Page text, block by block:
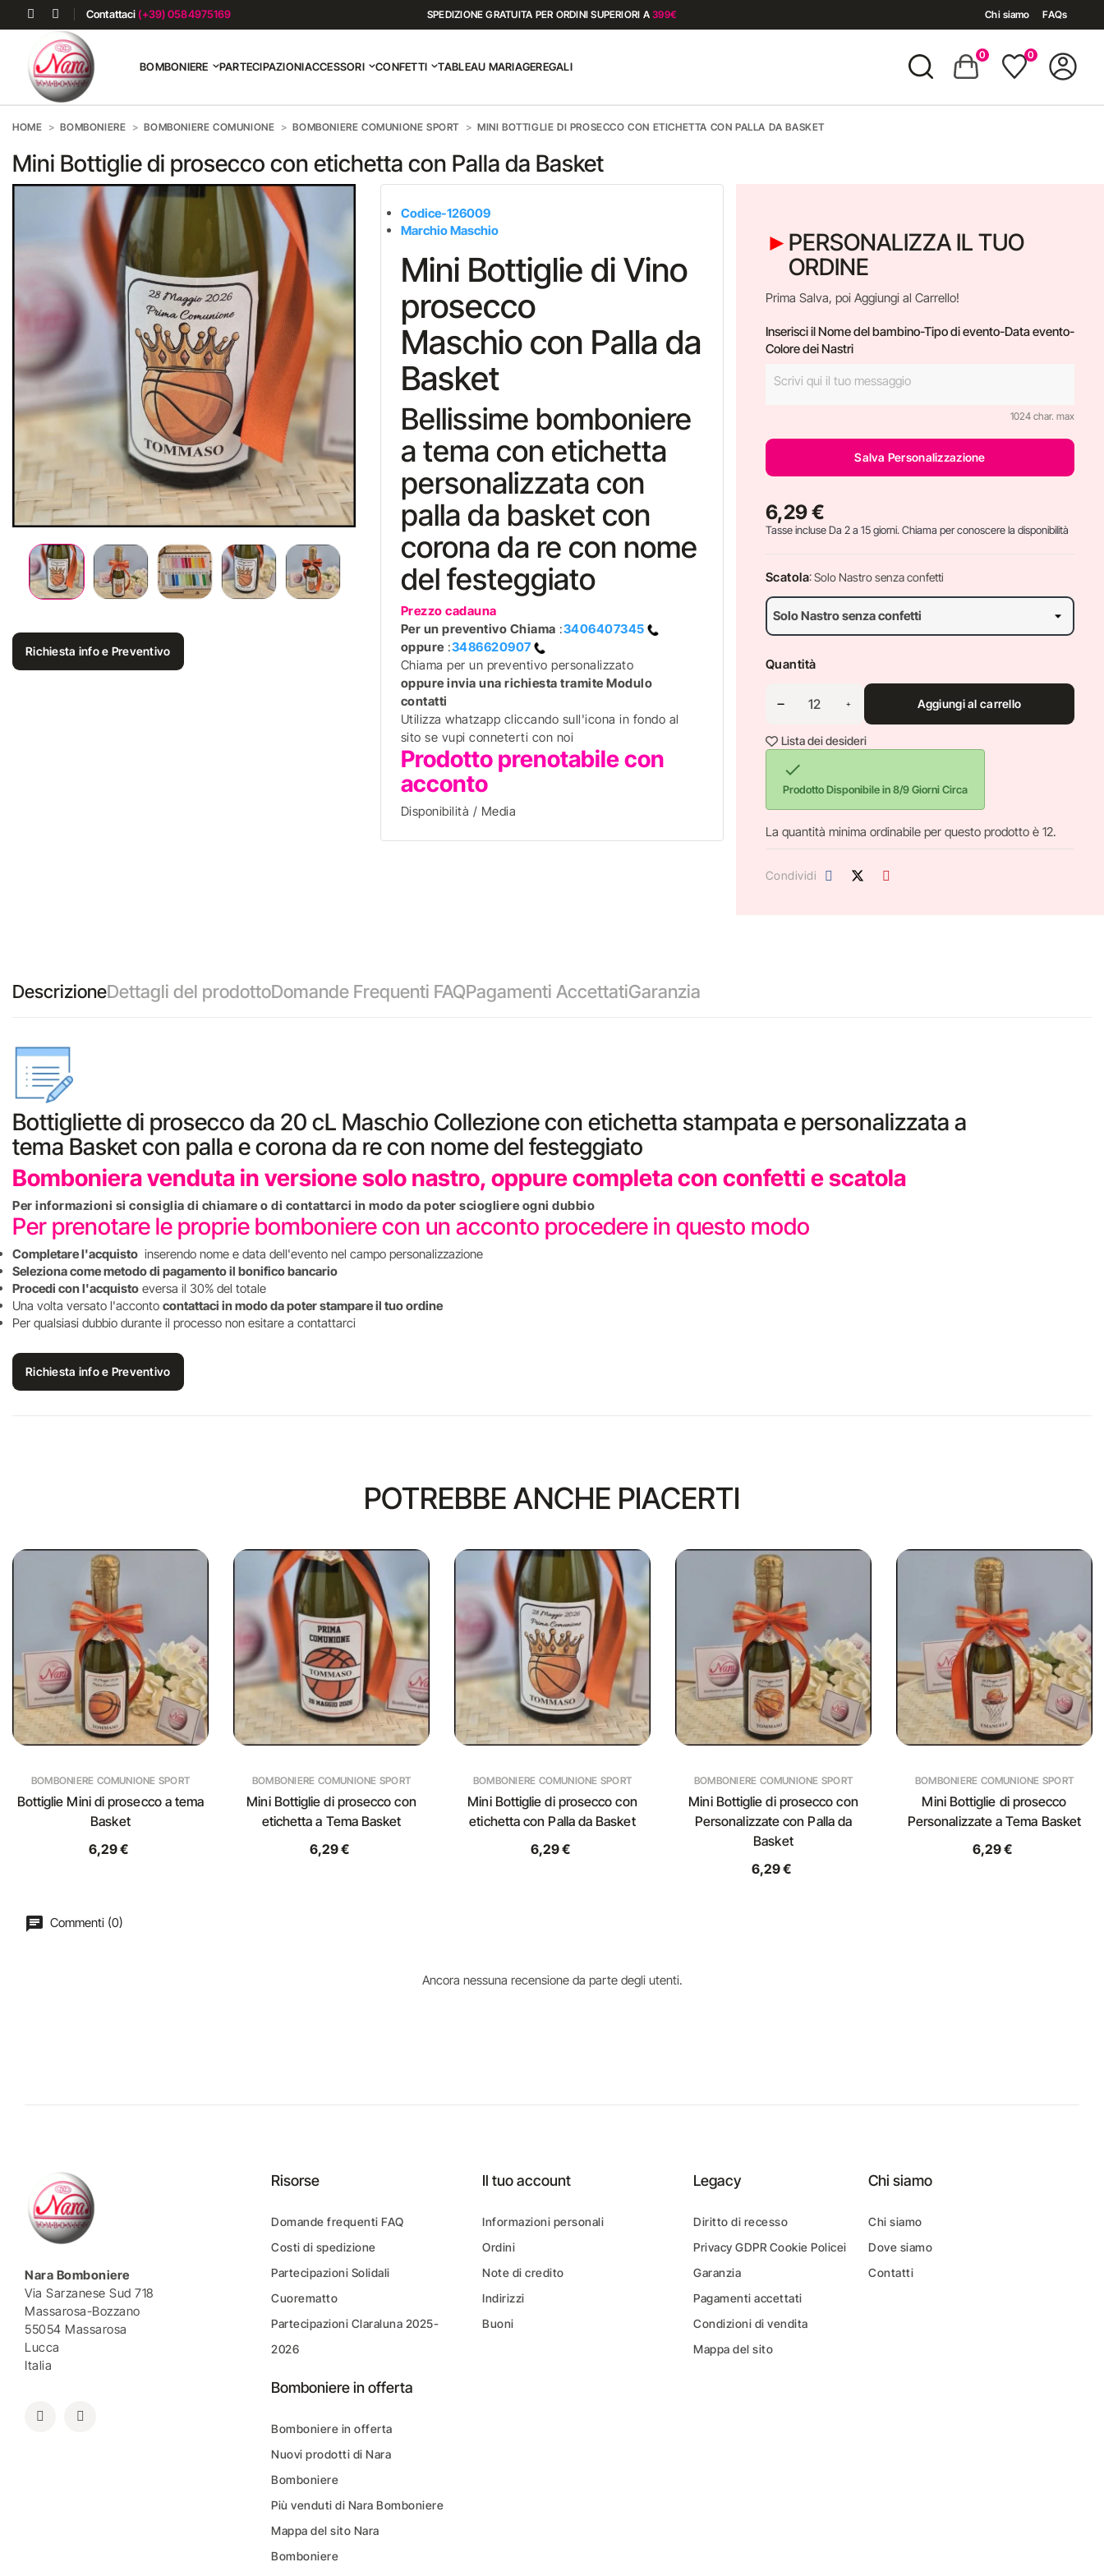
Contattaci (+39) 0584975169 SPEDIZIONE GRATUITA PER ORDINI SUPERIORI A399€ Chi siamo FAQs
BOMBONIERE PARTECIPAZIONIACCESSORI CONFETTI TABLEAU MARIAGEREGALI
0 0
HOME BOMBONIERE BOMBONIERE COMUNIONE BOMBONIERE COMUNIONE SPORT MINI BOTTIGLIE DI PROSECCO CON ETICHETTA CON PALLA DA BASKET
Mini Bottiglie di prosecco con etichetta con Palla da Basket
Richiesta info e Preventivo
Codice-126009
Marchio Maschio
Mini Bottiglie di Vino
prosecco
Maschio con Palla da
Basket
Bellissime bomboniere
a tema con etichetta
personalizzata con
palla da basket con
corona da re con nome
del festeggiato
Prezzo cadauna
Per un preventivo Chiama :3406407345
oppure :3486620907
Chiama per un preventivo personalizzato
oppure invia una richiesta tramite Modulo
contatti
Utilizza whatzapp cliccando sull'icona in fondo al
sito se vupi conneterti con noi
Prodotto prenotabile con
acconto
Disponibilità / Media
PERSONALIZZA IL TUO
ORDINE
Prima Salva, poi Aggiungi al Carrello!
Inserisci il Nome del bambino-Tipo di evento-Data evento-
Colore dei Nastri
1024 char. max
Salva Personalizzazione
6,29 €
Tasse incluseDa 2 a 15 giorni. Chiama per conoscere la disponibilità
Scatola: Solo Nastro senza confetti
Quantità
Aggiungi al carrello
Lista dei desideri

Prodotto Disponibile in 8/9 Giorni Circa
La quantità minima ordinabile per questo prodotto è 12.
Condividi
DescrizioneDettagli del prodottoDomande Frequenti FAQPagamenti AccettatiGaranzia
Bottigliette di prosecco da 20 cL Maschio Collezione con etichetta stampata e personalizzata a
tema Basket con palla e corona da re con nome del festeggiato
Bomboniera venduta in versione solo nastro, oppure completa con confetti e scatola
Per informazioni si consiglia di chiamare o di contattarci in modo da poter sciogliere ogni dubbio
Per prenotare le proprie bomboniere con un acconto procedere in questo modo
Completare l'acquisto inserendo nome e data dell'evento nel campo personalizzazione
Seleziona come metodo di pagamento il bonifico bancario
Procedi con l'acquisto eversa il 30% del totale
Una volta versato l'acconto contattaci in modo da poter stampare il tuo ordine
Per qualsiasi dubbio durante il processo non esitare a contattarci
Richiesta info e Preventivo
POTREBBE ANCHE PIACERTI
BOMBONIERE COMUNIONE SPORT
Bottiglie Mini di prosecco a tema
Basket
6,29 €
BOMBONIERE COMUNIONE SPORT
Mini Bottiglie di prosecco con
etichetta a Tema Basket
6,29 €
BOMBONIERE COMUNIONE SPORT
Mini Bottiglie di prosecco con
etichetta con Palla da Basket
6,29 €
BOMBONIERE COMUNIONE SPORT
Mini Bottiglie di prosecco con
Personalizzate con Palla da
Basket
6,29 €
BOMBONIERE COMUNIONE SPORT
Mini Bottiglie di prosecco
Personalizzate a Tema Basket
6,29 €
Commenti (0)
Ancora nessuna recensione da parte degli utenti.
Nara Bomboniere
Via Sarzanese Sud 718
Massarosa-Bozzano
55054 Massarosa
Lucca
Italia
Risorse
Domande frequenti FAQ
Costi di spedizione
Partecipazioni Solidali
Cuorematto
Partecipazioni Claraluna 2025-
2026
Bomboniere in offerta
Bomboniere in offerta
Nuovi prodotti di Nara
Bomboniere
Più venduti di Nara Bomboniere
Mappa del sito Nara
Bomboniere
Il tuo account
Informazioni personali
Ordini
Note di credito
Indirizzi
Buoni
Legacy
Diritto di recesso
Privacy GDPR Cookie Policei
Garanzia
Pagamenti accettati
Condizioni di vendita
Mappa del sito
Chi siamo
Chi siamo
Dove siamo
Contatti